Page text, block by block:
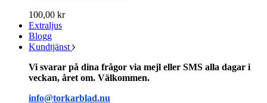
100,00 kr
Extraljus
Blogg
Kundtjänst
Vi svarar på dina frågor via mejl eller SMS alla dagar i
veckan, året om. Välkommen.
info@torkarblad.nu